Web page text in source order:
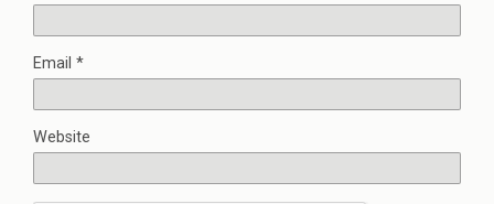
Email *
Website